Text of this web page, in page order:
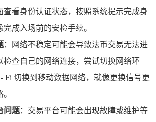
查看身份认证状态，按照系统提示完成身
完成入场前的安检手续。
：网络不稳定可能会导致法币交易无法进
检查自己的网络连接，尝试切换网络环
Fi 切换到移动数据网络，就像更换信号更
问题：交易平台可能会出现故障或维护等